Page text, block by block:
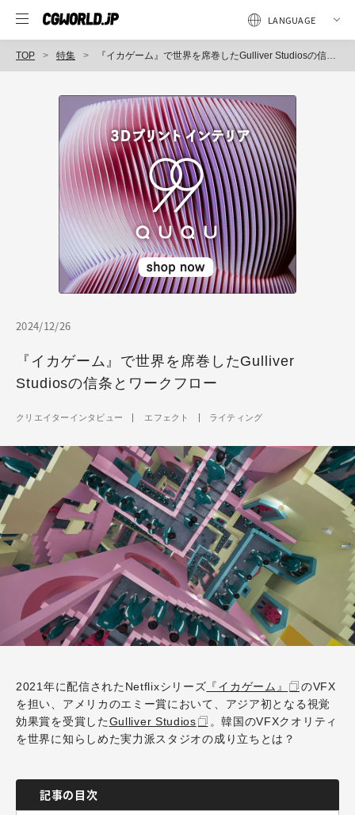
TOP 特集 『イカゲーム』で世界を席巻したGulliver Studiosの信条とワークフロー
2024/12/26
『イカゲーム』で世界を席巻したGulliver
Studiosの信条とワークフロー
クリエイターインタビュー エフェクト ライティング
2021年に配信されたNetflixシリーズ 『イカゲーム』
のVFX
を担い、アメリカのエミー賞において、アジア初となる視覚
効果賞を受賞したGulliver Studios
。韓国のVFXクオリティ
を世界に知らしめた実力派スタジオの成り立ちとは？
記事の目次